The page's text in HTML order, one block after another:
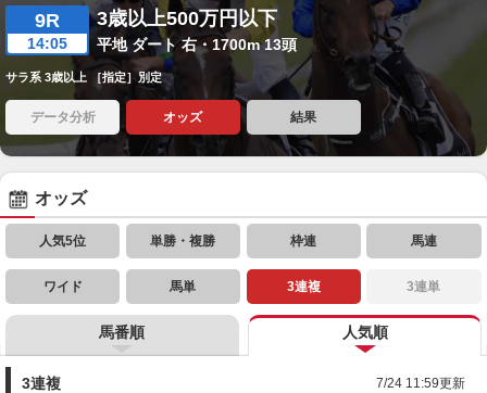
9R
14:05
3歳以上500万円以下
平地 ダート 右・1700m 13頭
サラ系 3歳以上 ［指定］別定
データ分析 オッズ 結果
オッズ
人気5位 単勝・複勝 枠連 馬連
ワイド 馬単 3連複 3連単
馬番順 人気順
3連複 7/24 11:59更新